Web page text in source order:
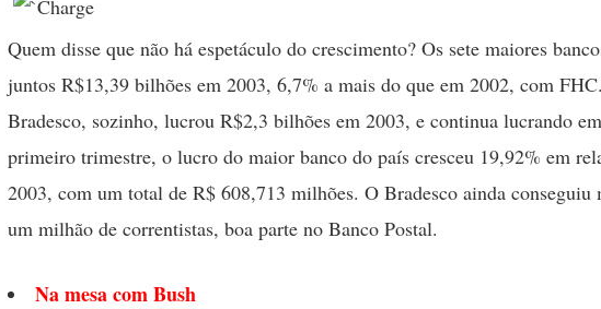
Quem disse que não há espetáculo do crescimento? Os sete maiores
juntos R$13,39 bilhões em 2003, 6,7% a mais do que em 2002, com
Bradesco, sozinho, lucrou R$2,3 bilhões em 2003, e continua lucrando
primeiro trimestre, o lucro do maior banco do país cresceu 19,92% em
2003, com um total de R$ 608,713 milhões. O Bradesco ainda conseguiu
um milhão de correntistas, boa parte no Banco Postal.
Na mesa com Bush